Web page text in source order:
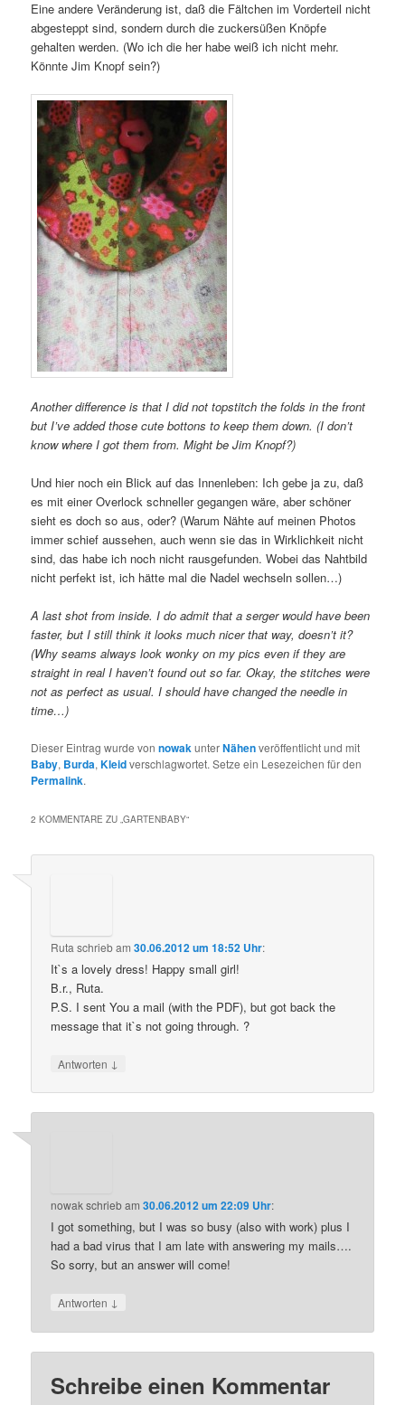
Eine andere Veränderung ist, daß die Fältchen im Vorderteil nicht
abgesteppt sind, sondern durch die zuckersüßen Knöpfe
gehalten werden. (Wo ich die her habe weiß ich nicht mehr.
Könnte Jim Knopf sein?)
Another difference is that I did not topstitch the folds in the front
but I’ve added those cute bottons to keep them down. (I don’t
know where I got them from. Might be Jim Knopf?)
Und hier noch ein Blick auf das Innenleben: Ich gebe ja zu, daß
es mit einer Overlock schneller gegangen wäre, aber schöner
sieht es doch so aus, oder? (Warum Nähte auf meinen Photos
immer schief aussehen, auch wenn sie das in Wirklichkeit nicht
sind, das habe ich noch nicht rausgefunden. Wobei das Nahtbild
nicht perfekt ist, ich hätte mal die Nadel wechseln sollen…)
A last shot from inside. I do admit that a serger would have been
faster, but I still think it looks much nicer that way, doesn’t it?
(Why seams always look wonky on my pics even if they are
straight in real I haven’t found out so far. Okay, the stitches were
not as perfect as usual. I should have changed the needle in
time…)
Dieser Eintrag wurde vonnowak unterNähenveröffentlicht und mit
Baby, Burda,Kleidverschlagwortet. Setze ein Lesezeichen für den
Permalink.
2 KOMMENTARE ZU „GARTENBABY“
Ruta schriebam30.06.2012 um 18:52 Uhr:
It`s a lovely dress! Happy small girl!
B.r., Ruta.
P.S. I sent You a mail (with the PDF), but got back the
message that it`s not going through. ?
Antworten ↓
nowakschriebam30.06.2012 um 22:09 Uhr:
I got something, but I was so busy (also with work) plus I
had a bad virus that I am late with answering my mails….
So sorry, but an answer will come!
Antworten ↓
Schreibe einen Kommentar